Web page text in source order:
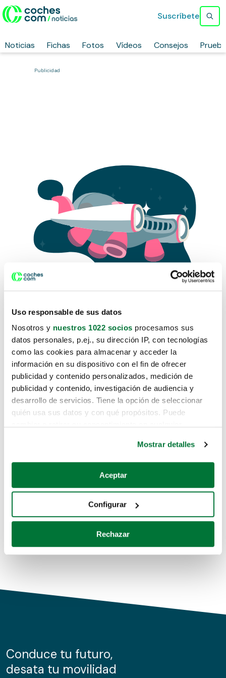
Uso responsable de sus datos
Nosotros y nuestros 1022 socios procesamos sus
datos personales, p.ej., su dirección IP, con tecnologías
como las cookies para almacenar y acceder la
información en su dispositivo con el fin de ofrecer
publicidad y contenido personalizados, medición de
publicidad y contenido, investigación de audiencia y
desarrollo de servicios. Tiene la opción de seleccionar
quién usa sus datos y con qué propósitos. Puede
Si lo permite, también quisiéramos:
Recopilar información sobre su ubicación geográfica
Identificar su dispositivo analizándolo activamente
para buscar características específicas (huellas
Obtenga más información sobre cómo se procesan sus
de cookies.
información sobre el uso que haga del sitio web con
nuestros partners de redes sociales, publicidad y análisis
Mostrar detalles
Aceptar
Configurar
Rechazar
Noticias Fichas Fotos Vídeos Consejos
Suscríbete
Publicidad
Lo sentimos, no sabemos como
te hemos traido hasta aquí.
Pero puedes encontrar el coche que estás
buscando en alguno de estos enlaces:
Coches de segunda mano
Coches de km0
Conduce tu futuro,
desata tu movilidad